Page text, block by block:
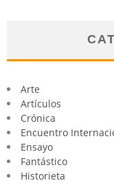
Arte
Artículos
Crónica
Encuentro
Ensayo
Fantástico
Historieta